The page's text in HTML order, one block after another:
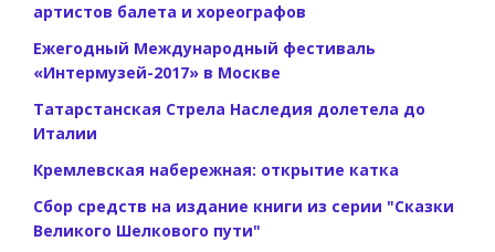
артистов балета и хореографов
Ежегодный Международный фестиваль
«Интермузей-2017» в Москве
Татарстанская Стрела Наследия долетела до
Италии
Кремлевская набережная: открытие катка
Сбор средств на издание книги из серии "Сказки
Великого Шелкового пути"